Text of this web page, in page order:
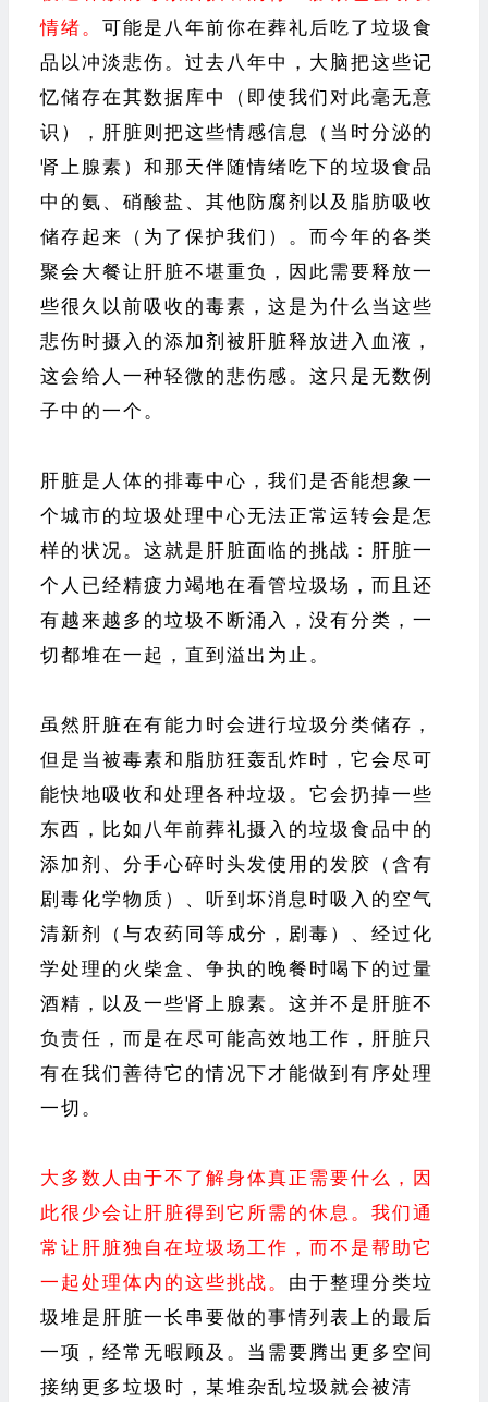
情绪。 可能是八年前你在葬礼后吃了垃圾食
品以冲淡悲伤。过去八年中，大脑把这些记
忆储存在其数据库中（即使我们对此毫无意
识），肝脏则把这些情感信息（当时分泌的
肾上腺素）和那天伴随情绪吃下的垃圾食品
中的氨、硝酸盐、其他防腐剂以及脂肪吸收
储存起来（为了保护我们）。而今年的各类
聚会大餐让肝脏不堪重负，因此需要释放一
些很久以前吸收的毒素，这是为什么当这些
悲伤时摄入的添加剂被肝脏释放进入血液，
这会给人一种轻微的悲伤感。这只是无数例
子中的一个。
肝脏是人体的排毒中心，我们是否能想象一
个城市的垃圾处理中心无法正常运转会是怎
样的状况。这就是肝脏面临的挑战：肝脏一
个人已经精疲力竭地在看管垃圾场，而且还
有越来越多的垃圾不断涌入，没有分类，一
切都堆在一起，直到溢出为止。
虽然肝脏在有能力时会进行垃圾分类储存，
但是当被毒素和脂肪狂轰乱炸时，它会尽可
能快地吸收和处理各种垃圾。它会扔掉一些
东西，比如八年前葬礼摄入的垃圾食品中的
添加剂、分手心碎时头发使用的发胶（含有
剧毒化学物质）、听到坏消息时吸入的空气
清新剂（与农药同等成分，剧毒）、经过化
学处理的火柴盒、争执的晚餐时喝下的过量
酒精，以及一些肾上腺素。这并不是肝脏不
负责任，而是在尽可能高效地工作，肝脏只
有在我们善待它的情况下才能做到有序处理
一切。
大多数人由于不了解身体真正需要什么，因
此很少会让肝脏得到它所需的休息。我们通
常让肝脏独自在垃圾场工作，而不是帮助它
一起处理体内的这些挑战。 由于整理分类垃
圾堆是肝脏一长串要做的事情列表上的最后
一项，经常无暇顾及。当需要腾出更多空间
接纳更多垃圾时，某堆杂乱垃圾就会被清